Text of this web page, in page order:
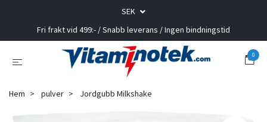
SEK
Fri frakt vid 499:- / Snabb leverans / Ingen bindningstid
0
Hem pulver Jordgubb Milkshake